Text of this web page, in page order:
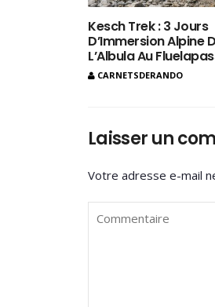
Kesch Trek : 3 Jours
D’Immersion Alpine
L’Albula Au
CARNETSDERANDO
Laisser un
Votre adresse e-mail